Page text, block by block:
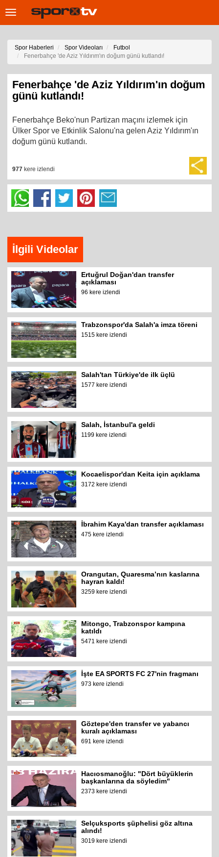
Toggle
Spor Haberleri Spor Videoları
Futbol
Fenerbahçe 'de Aziz Yıldırım'ın doğum günü kutlandı!
Fenerbahçe 'de Aziz Yıldırım'ın doğum
günü kutlandı!
Fenerbahçe Beko'nun Partizan maçını izlemek için
Ülker Spor ve Etkinlik Salonu'na gelen Aziz Yıldırım'ın
doğum günü kutlandı.
977 kere izlendi
İlgili Videolar
Ertuğrul Doğan'dan transfer
açıklaması
96 kere izlendi
Trabzonspor'da Salah'a imza töreni
1515 kere izlendi
Salah'tan Türkiye'de ilk üçlü
1577 kere izlendi
Salah, İstanbul'a geldi
1199 kere izlendi
Kocaelispor'dan Keita için açıklama
3172 kere izlendi
İbrahim Kaya'dan transfer açıklaması
475 kere izlendi
Orangutan, Quaresma’nın kaslarına
hayran kaldı!
3259 kere izlendi
Mitongo, Trabzonspor kampına
katıldı
5471 kere izlendi
İşte EA SPORTS FC 27'nin fragmanı
973 kere izlendi
Göztepe'den transfer ve yabancı
kuralı açıklaması
691 kere izlendi
Hacıosmanoğlu: "Dört büyüklerin
başkanlarına da söyledim"
2373 kere izlendi
Selçuksports şüphelisi göz altına
alındı!
3019 kere izlendi